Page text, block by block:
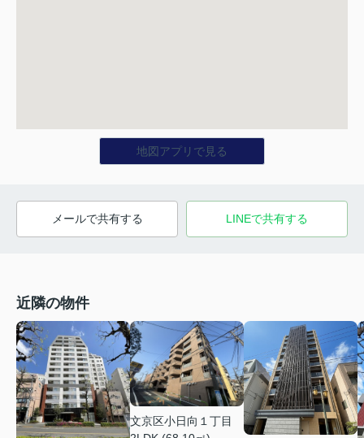
地図アプリで見る
メールで共有する LINEで共有する
近隣の物件
文京区小日向１丁目